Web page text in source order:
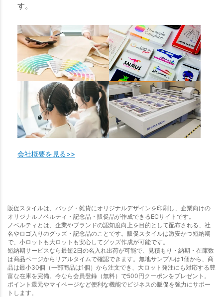
す。
会社概要を見る>>
販促スタイルは、バッグ・雑貨にオリジナルデザインを印刷し、企業向けの
オリジナルノベルティ・記念品・販促品が作成できるECサイトです。
ノベルティとは、企業やブランドの認知度向上を目的として配布される、社
名やロゴ入りのグッズ・記念品のことです。販促スタイルは激安かつ短納期
で、小ロットも大ロットも安心してグッズ作成が可能です。
短納期サービスなら最短2日の名入れ出荷が可能で、見積もり・納期・在庫数
は商品ページからリアルタイムで確認できます。無地サンプルは1個から、商
品は最小30個（一部商品は1個）から注文でき、大ロット発注にも対応する豊
富な在庫を完備。今なら会員登録（無料）で500円クーポンをプレゼント。
ポイント還元やマイページなど便利な機能でビジネスの販促を強力にサポー
トします。